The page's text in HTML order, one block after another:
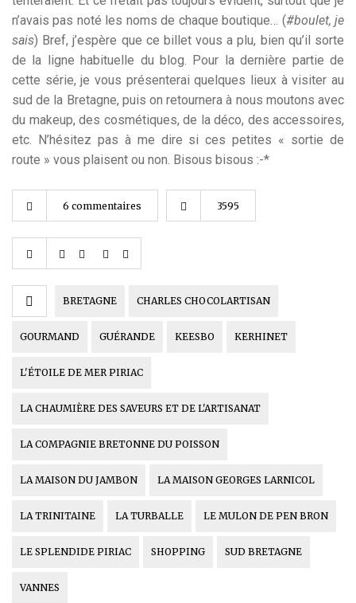
n’avais pas noté les noms de chaque boutique… (#boulet, je
sais) Bref, j’espère que ce billet vous a plu, bien qu’il sorte
de la ligne habituelle du blog. Pour la dernière partie de
cette série, je vous présenterai quelques lieux à visiter au
sud de la Bretagne, puis on retournera à nous moutons avec
du makeup, des cosmétiques, de la déco, des accessoires,
etc. N’hésitez pas à me dire si ces petites « sortie de
route » vous plaisent ou non. Bisous bisous :-*
6 commentaires 3595
BRETAGNE CHARLES CHOCOLARTISAN
GOURMAND GUÉRANDE KEESBO KERHINET
L'ÉTOILE DE MER PIRIAC
LA CHAUMIÈRE DES SAVEURS ET DE L'ARTISANAT
LA COMPAGNIE BRETONNE DU POISSON
LA MAISON DU JAMBON LA MAISON GEORGES LARNICOL
LA TRINITAINE LA TURBALLE LE MULON DE PEN BRON
LE SPLENDIDE PIRIAC SHOPPING SUD BRETAGNE
VANNES